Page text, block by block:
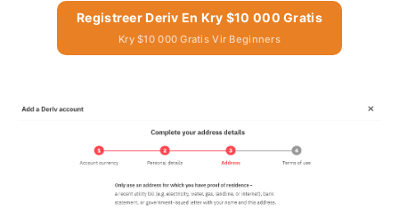
Registreer Deriv En Kry $10 000 Gratis
Kry $10 000 Gratis Vir Beginners